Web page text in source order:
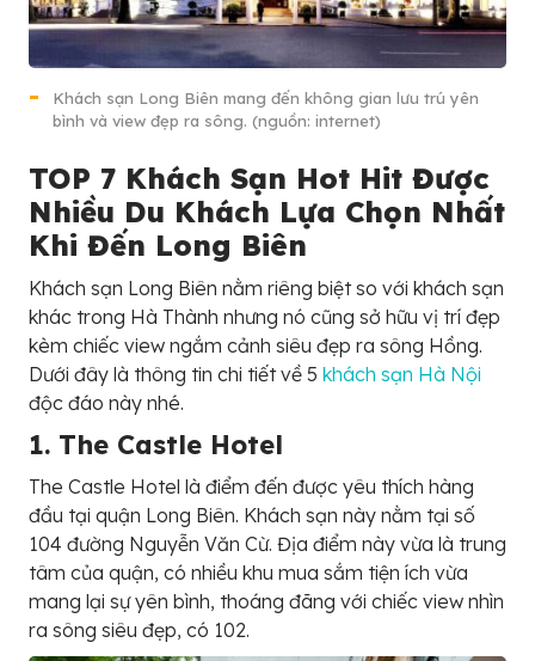
Khách sạn Long Biên mang đến không gian lưu trú yên
bình và view đẹp ra sông. (nguồn: internet)
TOP 7 Khách Sạn Hot Hit Được
Nhiều Du Khách Lựa Chọn Nhất
Khi Đến Long Biên
Khách sạn Long Biên nằm riêng biệt so với khách sạn
khác trong Hà Thành nhưng nó cũng sở hữu vị trí đẹp
kèm chiếc view ngắm cảnh siêu đẹp ra sông Hồng.
Dưới đây là thông tin chi tiết về 5 khách sạn Hà Nội
độc đáo này nhé.
1. The Castle Hotel
The Castle Hotel là điểm đến được yêu thích hàng
đầu tại quận Long Biên. Khách sạn này nằm tại số
104 đường Nguyễn Văn Cừ. Địa điểm này vừa là trung
tâm của quận, có nhiều khu mua sắm tiện ích vừa
mang lại sự yên bình, thoáng đãng với chiếc view nhìn
ra sông siêu đẹp, có 102.